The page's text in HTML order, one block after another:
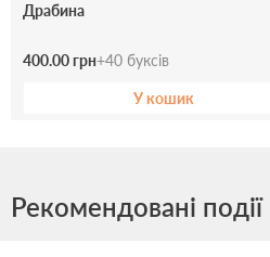
Драбина
400.00 грн+40 буксів
У кошик
Рекомендовані події